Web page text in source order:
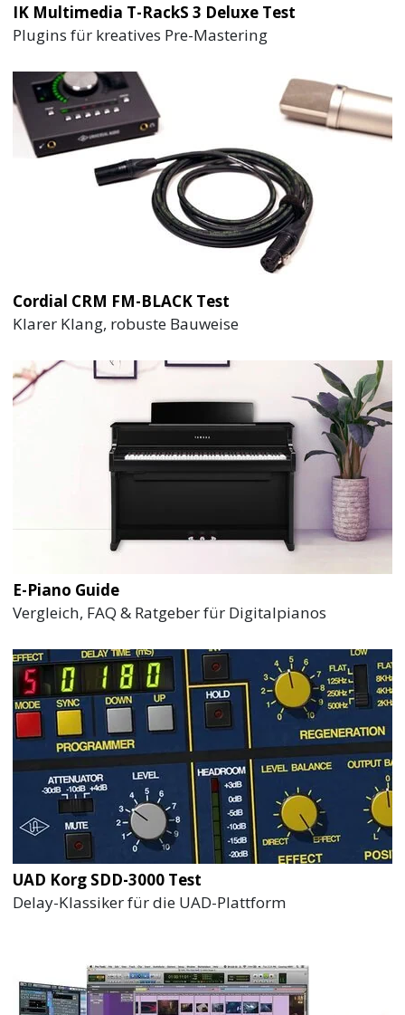
IK Multimedia T-RackS 3 Deluxe Test
Plugins für kreatives Pre-Mastering
Cordial CRM FM-BLACK Test
Klarer Klang, robuste Bauweise
E-Piano Guide
Vergleich, FAQ & Ratgeber für Digitalpianos
UAD Korg SDD-3000 Test
Delay-Klassiker für die UAD-Plattform